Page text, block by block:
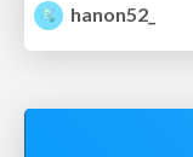
hanon52_